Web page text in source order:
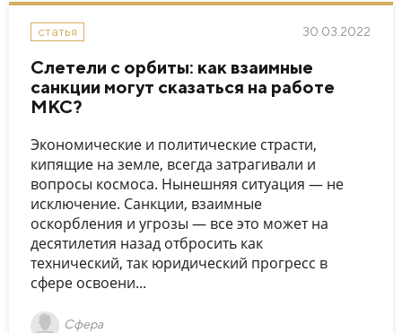
статья 30.03.2022
Слетели с орбиты: как взаимные
санкции могут сказаться на работе
МКС?
Экономические и политические страсти,
кипящие на земле, всегда затрагивали и
вопросы космоса. Нынешняя ситуация — не
исключение. Санкции, взаимные
оскорбления и угрозы — все это может на
десятилетия назад отбросить как
технический, так юридический прогресс в
сфере освоени...
Сфера